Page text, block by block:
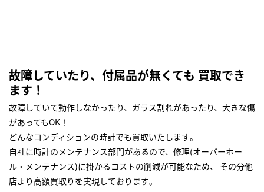
故障していたり、付属品が無くても 買取でき
ます！
故障していて動作しなかったり、ガラス割れがあったり、大きな傷
があってもOK！
どんなコンディションの時計でも買取いたします｡
自社に時計のメンテナンス部門があるので、修理(オーバーホー
ル・メンテナンス)に掛かるコストの削減が可能なため、 その分他
店より高額買取りを実現しております｡